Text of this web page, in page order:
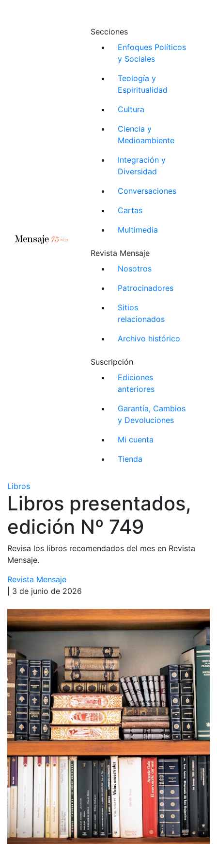
Secciones
Enfoques Políticos
y Sociales
Teología y
Espiritualidad
Cultura
Ciencia y
Medioambiente
Integración y
Diversidad
Conversaciones
Cartas
Multimedia
Revista Mensaje
Nosotros
Patrocinadores
Sitios
relacionados
Archivo histórico
Suscripción
Ediciones
anteriores
Garantía, Cambios
y Devoluciones
Mi cuenta
Tienda
Libros
Libros presentados,
edición Nº 749
Revisa los libros recomendados del mes en Revista
Mensaje.
Revista Mensaje
| 3 de junio de 2026